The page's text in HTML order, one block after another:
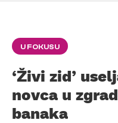
U FOKUSU
‘Živi zid’
novca u
banaka